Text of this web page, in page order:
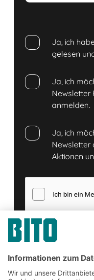
Ja, ich
gelesen
Ja, ich
Newsletter
anmelden.
Ja, ich
Newsletter
Aktionen
Senden